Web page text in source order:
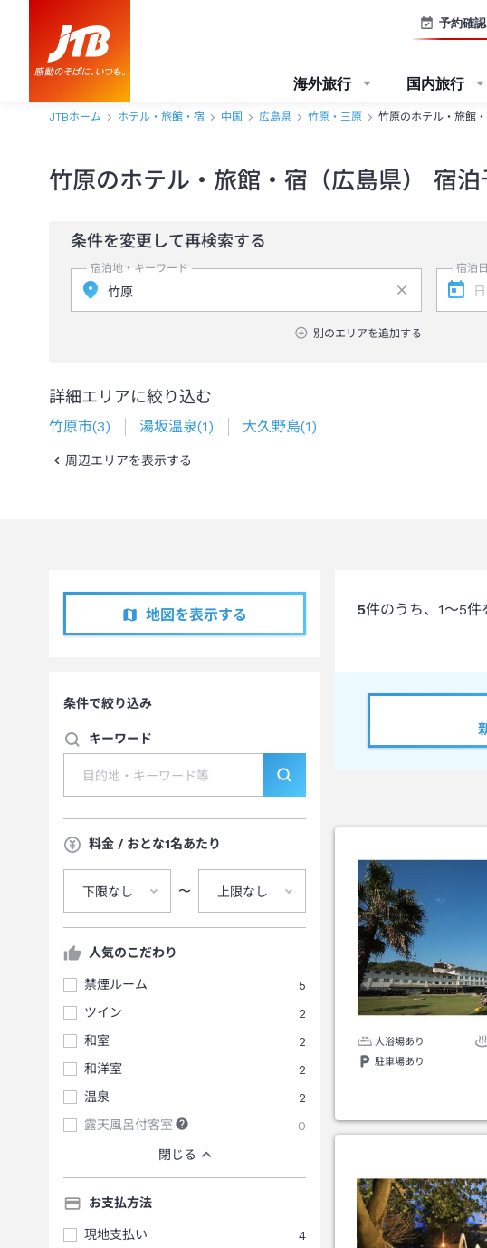
予約確認
海外旅行 国内旅行
JTBホーム ホテル・旅館・宿 中国 広島県 竹原・三原 竹原のホテル・旅館
竹原のホテル・旅館・宿（広島県） 宿泊
条件を変更して再検索する
宿泊地・キーワード
別のエリアを追加する
宿泊
詳細エリアに絞り込む
竹原市(3) 湯坂温泉(1) 大久野島(1)
周辺エリアを表示する
地図を表示する
条件で絞り込み
キーワード
料金 / おとな1名あたり
下限なし 〜 上限なし
人気のこだわり
禁煙ルーム
5
ツイン
2
和室
2
和洋室
2
温泉
2
露天風呂付客室
0
閉じる
お支払方法
現地支払い
4
5件のうち、 1～5件
大浴場あり
駐車場あり